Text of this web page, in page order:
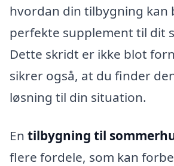
hvordan din tilbygning kan
perfekte supplement til dit
Dette skridt er ikke blot
sikrer også, at du finder
løsning til din situation.
En tilbygning til
flere fordele, som kan